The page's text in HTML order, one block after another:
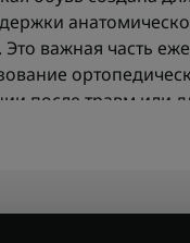
важная часть
после травм или